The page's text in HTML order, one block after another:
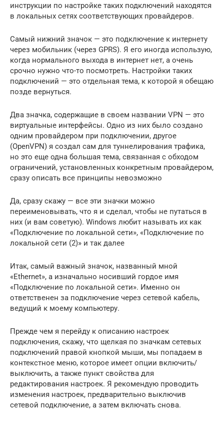
инструкции по настройке таких подключений находятся
в локальных сетях соответствующих провайдеров.
Самый нижний значок — это подключение к интернету
через мобильник (через GPRS). Я его иногда использую,
когда нормального выхода в интернет нет, а очень
срочно нужно что-то посмотреть. Настройки таких
подключений — это отдельная тема, к которой я обещаю
позде вернуться.
Два значка, содержащие в своем названии VPN — это
виртуальные интерфейсы. Одно из них было создано
одним провайдером при подключении, другое
(OpenVPN) я создал сам для туннелирования трафика,
но это еще одна большая тема, связанная с обходом
ограничений, установленных конкретным провайдером,
сразу описать все принципы невозможно
Да, сразу скажу — все эти значки можно
переименовывать, что я и сделал, чтобы не путаться в
них (и вам советую). Windows любит называть их как
«Подключение по локальной сети», «Подключение по
локальной сети (2)» и так далее
Итак, самый важный значок, названный мной
«Ethernet», а изначально носивший гордое имя
«Подключение по локальной сети». Именно он
ответственен за подключение через сетевой кабель,
ведущий к моему компьютеру.
Прежде чем я перейду к описанию настроек
подключения, скажу, что щелкая по значкам сетевых
подключений правой кнопкой мыши, мы попадаем в
контекстное меню, которое имеет опции включить/
выключить, а также пункт свойства для
редактирования настроек. Я рекомендую проводить
изменения настроек, предварительно выключив
сетевой подключение, а затем включать снова.